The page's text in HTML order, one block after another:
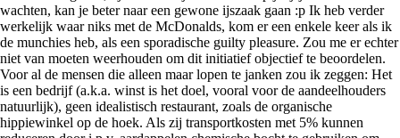
wachten, kan je beter naar een gewone ijszaak gaan :p Ik heb verder
werkelijk waar niks met de McDonalds, kom er een enkele keer als ik
de munchies heb, als een sporadische guilty pleasure. Zou me er echter
niet van moeten weerhouden om dit initiatief objectief te beoordelen.
Voor al de mensen die alleen maar lopen te janken zou ik zeggen: Het
is een bedrijf (a.k.a. winst is het doel, vooral voor de aandeelhouders
natuurlijk), geen idealistisch restaurant, zoals de organische
hippiewinkel op de hoek. Als zij transportkosten met 5% kunnen